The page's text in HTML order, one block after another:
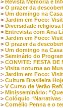
> Revista Memória e
> O prazer da
> Um domingo na
> Jardim em Foco:
> Diversidade religiosa
> Entrevista com Ana
> Jardim em Foco:
> O prazer da
> Um domingo na
> Seminário do
> CONVITE: FESTA DE
> Visita noturna ao
> Jardim em Foco:
> Cultura Brasileira
> V Curso de Verão
> Minisseminário:
> Colóquio
> Cornélio Penna e o